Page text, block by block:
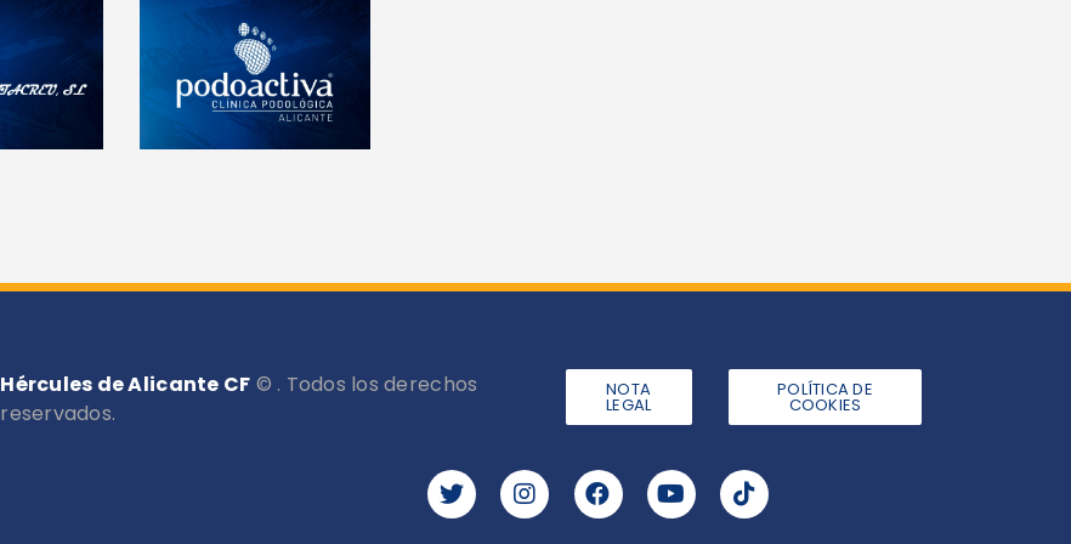
Hércules de Alicante CF © . Todos los derechos
reservados.
NOTA
LEGAL
POLÍTICA DE
COOKIES